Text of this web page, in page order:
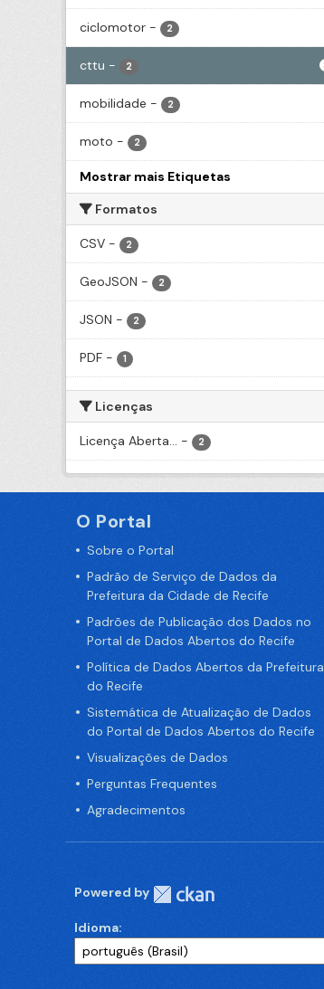
ciclomotor - 2
cttu - 2
mobilidade - 2
moto - 2
Mostrar mais Etiquetas
Formatos
CSV - 2
GeoJSON - 2
JSON - 2
PDF - 1
Licenças
Licença Aberta... - 2
O Portal
Sobre o Portal
Padrão de Serviço de Dados da
Prefeitura da Cidade de Recife
Padrões de Publicação dos Dados no
Portal de Dados Abertos do Recife
Política de Dados Abertos da Prefeitura
do Recife
Sistemática de Atualização de Dados
do Portal de Dados Abertos do Recife
Visualizações de Dados
Perguntas Frequentes
Agradecimentos
Powered by
Idioma